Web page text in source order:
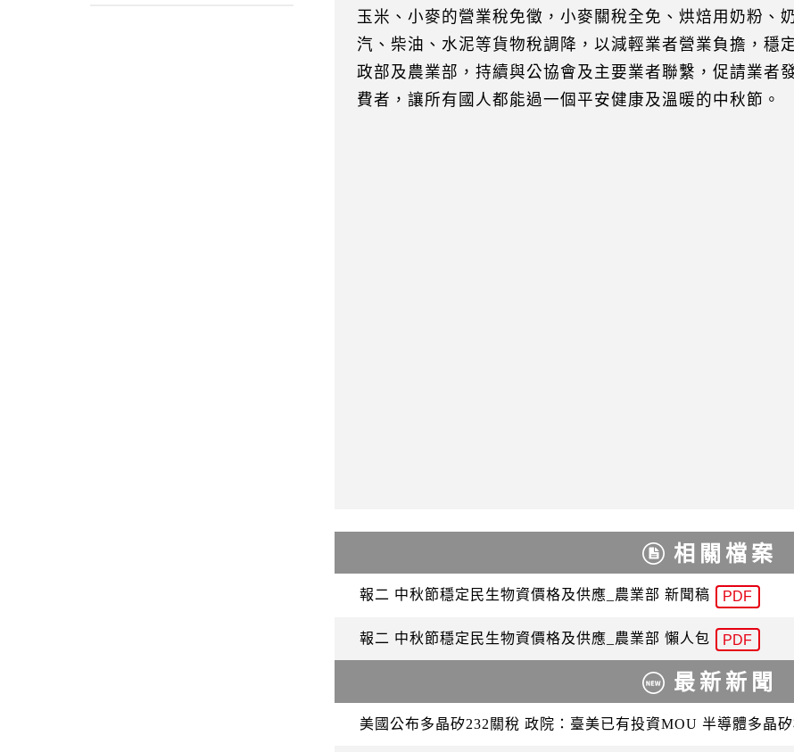
玉米、小麥的營業稅免徵，小麥關稅全免、烘焙用奶粉、
汽、柴油、水泥等貨物稅調降，以減輕業者營業負擔，穩
政部及農業部，持續與公協會及主要業者聯繫，促請業者
費者，讓所有國人都能過一個平安健康及溫暖的中秋節。
相關檔案
報二 中秋節穩定民生物資價格及供應_農業部 新聞稿 PDF
報二 中秋節穩定民生物資價格及供應_農業部 懶人包 PDF
最新新聞
美國公布多晶矽232關稅 政院：臺美已有投資MOU 半導體多晶